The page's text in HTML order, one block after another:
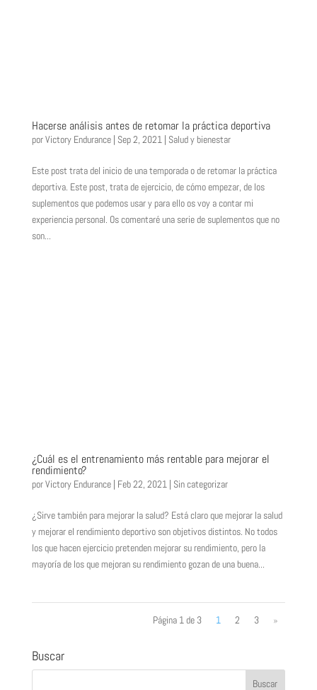
Hacerse análisis antes de retomar la práctica deportiva
porVictory Endurance| Sep 2, 2021| Salud y bienestar
Este post trata del inicio de una temporada o de retomar la práctica
deportiva. Este post, trata de ejercicio, de cómo empezar, de los
suplementos que podemos usar y para ello os voy a contar mi
experiencia personal. Os comentaré una serie de suplementos que no
son...
¿Cuál es el entrenamiento más rentable para mejorar el
rendimiento?
porVictory Endurance| Feb 22, 2021| Sin categorizar
¿Sirve también para mejorar la salud? Está claro que mejorar la salud
y mejorar el rendimiento deportivo son objetivos distintos. No todos
los que hacen ejercicio pretenden mejorar su rendimiento, pero la
mayoría de los que mejoran su rendimiento gozan de una buena...
Página 1 de 3 1 2 3 »
Buscar